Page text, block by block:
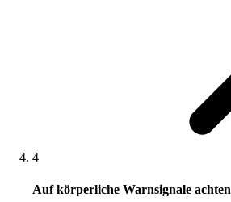
4
Auf körperliche Warnsignale achten